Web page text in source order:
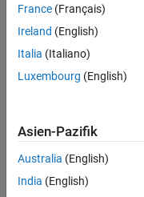
France (Français)
Ireland (English)
Italia (Italiano)
Luxembourg (English)
Asien-Pazifik
Australia (English)
India (English)